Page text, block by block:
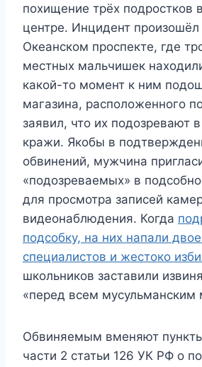
похищение трёх подростков
центре. Инцидент
Океанском проспекте, где
местных мальчишек
какой-то момент к ним
магазина, расположенного
заявил, что их подозревают
кражи. Якобы в
обвинений, мужчина
«подозреваемых» в
для просмотра записей
видеонаблюдения. Когда
подсобку, на них напали
специалистов и жестоко
школьников заставили
«перед всем мусульманским
Обвиняемым вменяют
части 2 статьи 126 УК РФ о